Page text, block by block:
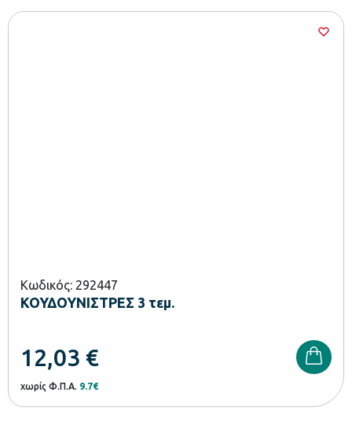
Κωδικός: 292447
ΚΟΥΔΟΥΝΙΣΤΡΕΣ 3 τεμ.
12,03 €
χωρίς Φ.Π.Α. 9.7€